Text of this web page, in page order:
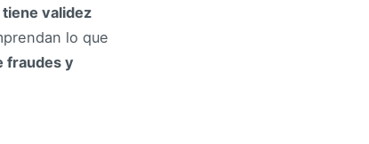
validez
lo que
fraudes y